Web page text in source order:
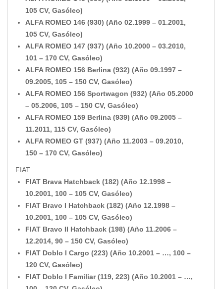
105 CV, Gasóleo)
ALFA ROMEO 146 (930) (Año 02.1999 – 01.2001,
105 CV, Gasóleo)
ALFA ROMEO 147 (937) (Año 10.2000 – 03.2010,
101 – 170 CV, Gasóleo)
ALFA ROMEO 156 Berlina (932) (Año 09.1997 –
09.2005, 105 – 150 CV, Gasóleo)
ALFA ROMEO 156 Sportwagon (932) (Año 05.2000
– 05.2006, 105 – 150 CV, Gasóleo)
ALFA ROMEO 159 Berlina (939) (Año 09.2005 –
11.2011, 115 CV, Gasóleo)
ALFA ROMEO GT (937) (Año 11.2003 – 09.2010,
150 – 170 CV, Gasóleo)
FIAT
FIAT Brava Hatchback (182) (Año 12.1998 –
10.2001, 100 – 105 CV, Gasóleo)
FIAT Bravo I Hatchback (182) (Año 12.1998 –
10.2001, 100 – 105 CV, Gasóleo)
FIAT Bravo II Hatchback (198) (Año 11.2006 –
12.2014, 90 – 150 CV, Gasóleo)
FIAT Doblo I Cargo (223) (Año 10.2001 – …, 100 –
120 CV, Gasóleo)
FIAT Doblo I Familiar (119, 223) (Año 10.2001 – …,